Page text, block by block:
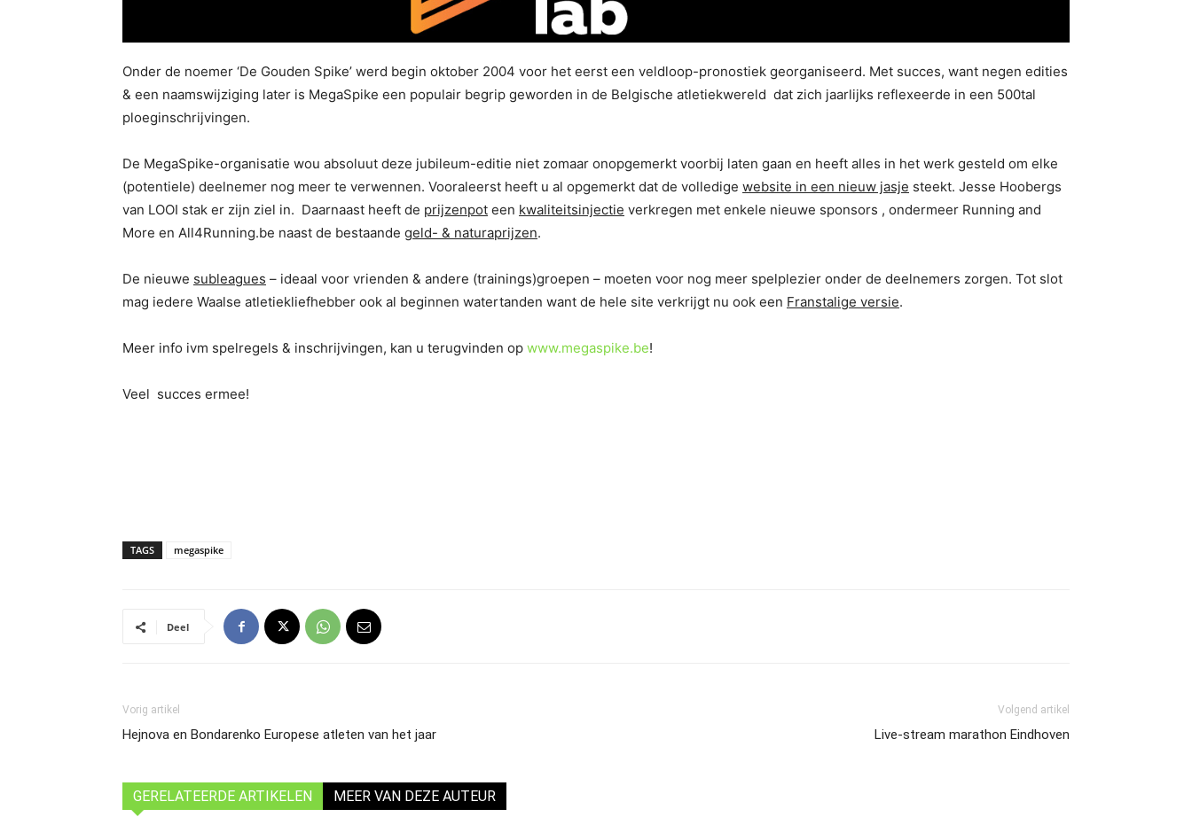
Onder de noemer ‘De Gouden Spike’ werd begin oktober 2004 voor het eerst een veldloop-pronostiek georganiseerd. Met succes, want negen edities
& een naamswijziging later is MegaSpike een populair begrip geworden in de Belgische atletiekwereld dat zich jaarlijks reflexeerde in een 500tal
ploeginschrijvingen.
De MegaSpike-organisatie wou absoluut deze jubileum-editie niet zomaar onopgemerkt voorbij laten gaan en heeft alles in het werk gesteld om elke
(potentiele) deelnemer nog meer te verwennen. Vooraleerst heeft u al opgemerkt dat de volledige website in een nieuw jasje steekt. Jesse Hoobergs
van LOOI stak er zijn ziel in. Daarnaast heeft de prijzenpot een kwaliteitsinjectie verkregen met enkele nieuwe sponsors , ondermeer Running and
More en All4Running.be naast de bestaande geld- & naturaprijzen.
De nieuwe subleagues – ideaal voor vrienden & andere (trainings)groepen – moeten voor nog meer spelplezier onder de deelnemers zorgen. Tot slot
mag iedere Waalse atletiekliefhebber ook al beginnen watertanden want de hele site verkrijgt nu ook een Franstalige versie.
Meer info ivm spelregels & inschrijvingen, kan u terugvinden op www.megaspike.be!
Veel succes ermee!
TAGS megaspike
Deel
Vorig artikel
Hejnova en Bondarenko Europese atleten van het jaar
Volgend artikel
Live-stream marathon Eindhoven
GERELATEERDE ARTIKELEN MEER VAN DEZE AUTEUR